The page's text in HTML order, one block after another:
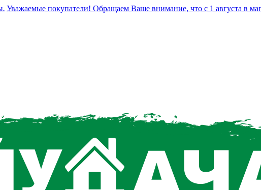
покупатели! Обращаем Ваше внимание, что с 1 августа в